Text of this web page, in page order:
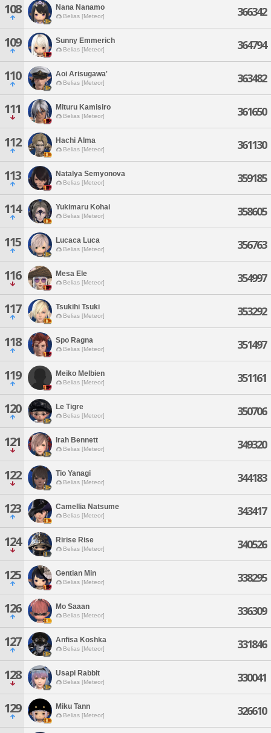
108 Nana Nanamo
Belias [Meteor] 366342
109 Sunny Emmerich
Belias [Meteor] 364794
110 Aoi Arisugawa'
Belias [Meteor] 363482
111 Mituru Kamisiro
Belias [Meteor] 361650
112 Hachi Alma
Belias [Meteor] 361130
113 Natalya Semyonova
Belias [Meteor] 359185
114 Yukimaru Kohai
Belias [Meteor] 358605
115 Lucaca Luca
Belias [Meteor] 356763
116 Mesa Ele
Belias [Meteor] 354997
117 Tsukihi Tsuki
Belias [Meteor] 353292
118 Spo Ragna
Belias [Meteor] 351497
119 Meiko Melbien
Belias [Meteor] 351161
120 Le Tigre
Belias [Meteor] 350706
121 Irah Bennett
Belias [Meteor] 349320
122 Tio Yanagi
Belias [Meteor] 344183
123 Camellia Natsume
Belias [Meteor] 343417
124 Ririse Rise
Belias [Meteor] 340526
125 Gentian Min
Belias [Meteor] 338295
126 Mo Saaan
Belias [Meteor] 336309
127 Anfisa Koshka
Belias [Meteor] 331846
128 Usapi Rabbit
Belias [Meteor] 330041
129 Miku Tann
Belias [Meteor] 326610